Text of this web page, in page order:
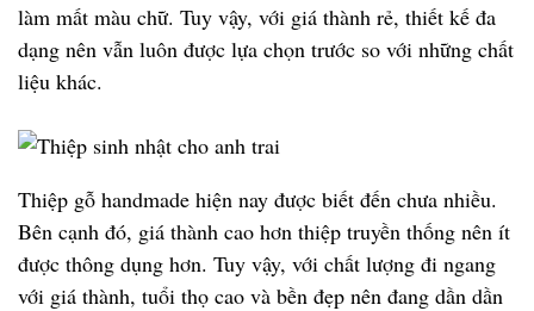
làm mất màu chữ. Tuy vậy, với giá thành rẻ, thiết kế đa
dạng nên vẫn luôn được lựa chọn trước so với những chất
liệu khác.
Thiệp gỗ handmade hiện nay được biết đến chưa nhiều.
Bên cạnh đó, giá thành cao hơn thiệp truyền thống nên ít
được thông dụng hơn. Tuy vậy, với chất lượng đi ngang
với giá thành, tuổi thọ cao và bền đẹp nên đang dần dần